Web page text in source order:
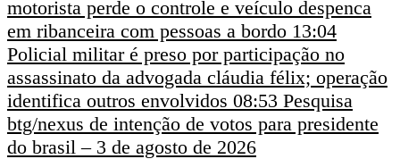
motorista perde o controle e veículo despenca
em ribanceira com pessoas a bordo 13:04
Policial militar é preso por participação no
assassinato da advogada cláudia félix; operação
identifica outros envolvidos 08:53 Pesquisa
btg/nexus de intenção de votos para presidente
do brasil – 3 de agosto de 2026